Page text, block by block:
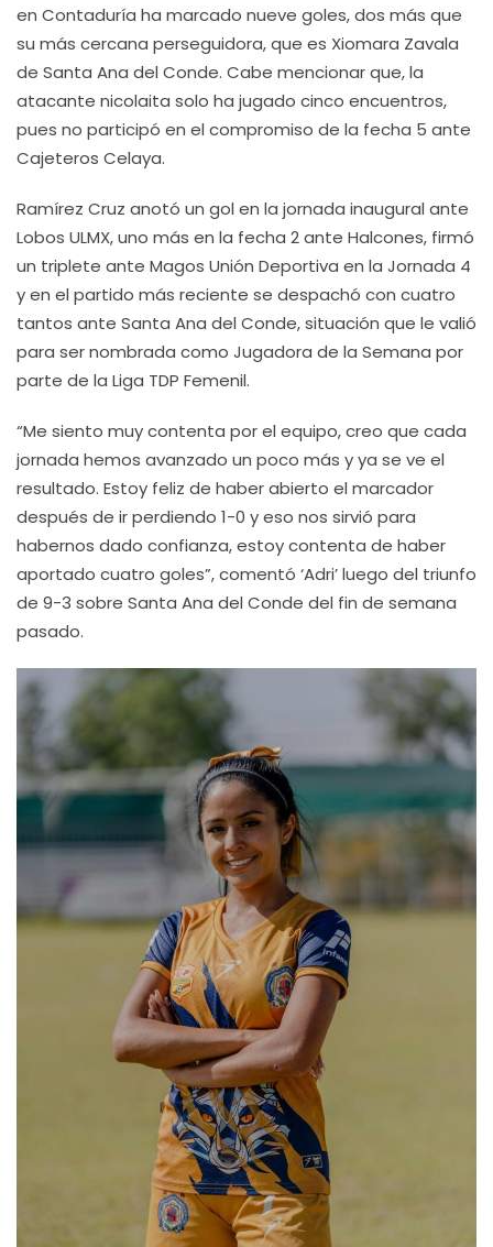
en Contaduría ha marcado nueve goles, dos más que
su más cercana perseguidora, que es Xiomara Zavala
de Santa Ana del Conde. Cabe mencionar que, la
atacante nicolaita solo ha jugado cinco encuentros,
pues no participó en el compromiso de la fecha 5 ante
Cajeteros Celaya.
Ramírez Cruz anotó un gol en la jornada inaugural ante
Lobos ULMX, uno más en la fecha 2 ante Halcones, firmó
un triplete ante Magos Unión Deportiva en la Jornada 4
y en el partido más reciente se despachó con cuatro
tantos ante Santa Ana del Conde, situación que le valió
para ser nombrada como Jugadora de la Semana por
parte de la Liga TDP Femenil.
“Me siento muy contenta por el equipo, creo que cada
jornada hemos avanzado un poco más y ya se ve el
resultado. Estoy feliz de haber abierto el marcador
después de ir perdiendo 1-0 y eso nos sirvió para
habernos dado confianza, estoy contenta de haber
aportado cuatro goles”, comentó ‘Adri’ luego del triunfo
de 9-3 sobre Santa Ana del Conde del fin de semana
pasado.